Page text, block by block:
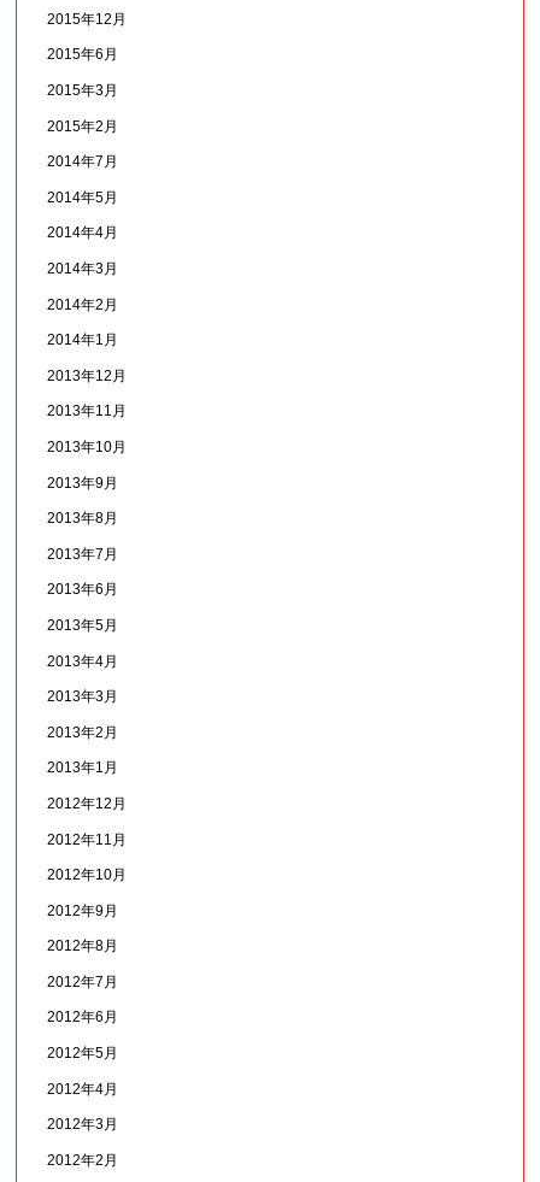
2015年12月
2015年6月
2015年3月
2015年2月
2014年7月
2014年5月
2014年4月
2014年3月
2014年2月
2014年1月
2013年12月
2013年11月
2013年10月
2013年9月
2013年8月
2013年7月
2013年6月
2013年5月
2013年4月
2013年3月
2013年2月
2013年1月
2012年12月
2012年11月
2012年10月
2012年9月
2012年8月
2012年7月
2012年6月
2012年5月
2012年4月
2012年3月
2012年2月